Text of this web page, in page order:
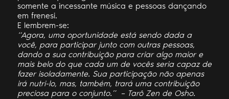
somente a incessante música e pessoas dançando
em frenesi.
E lembrem-se:
“Agora, uma oportunidade está sendo dada a
você, para participar junto com outras pessoas,
dando a sua contribuição para criar algo maior e
mais belo do que cada um de vocês seria capaz de
fazer isoladamente. Sua participação não apenas
irá nutri-lo, mas, também, trará uma contribuição
preciosa para o conjunto.” – Tarô Zen de Osho.